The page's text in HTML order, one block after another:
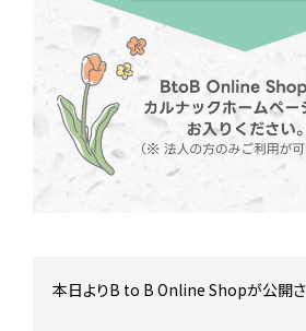
在庫/商品情報
Instagram
本日よりB to B Online Shopが公開さ